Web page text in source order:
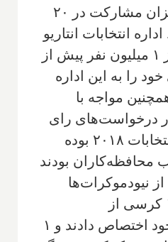
مشارکت بیشترین میزان مشارکت در ۲۰
انتخابات انتاریو
اعلام کرده که بیش از ۱ میلیون نفر پیش از
را به این اداره
مواجه با
درخواست‌های رای
پُستی در مقایسه با انتخابات ۲۰۱۸ بوده
بودند
۷ کرسی از نیودموکرات‌ها
بگیرند، لیبرال‌ها هم ۱ کرسی از
نیودموکرات‌ها را به خود اختصاص دادند و ۱